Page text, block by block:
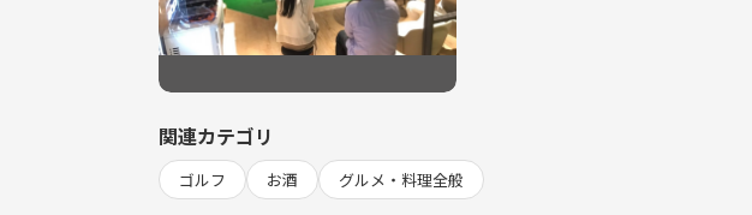
関連カテゴリ
ゴルフ お酒 グルメ・料理全般